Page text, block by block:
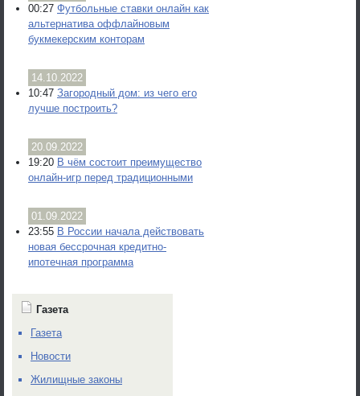
00:27 Футбольные ставки онлайн как
альтернатива оффлайновым
букмекерским конторам
14.10.2022
10:47 Загородный дом: из чего его
лучше построить?
20.09.2022
19:20 В чём состоит преимущество
онлайн-игр перед традиционными
01.09.2022
23:55 В России начала действовать
новая бессрочная кредитно-
ипотечная программа
Газета
Газета
Новости
Жилищные законы